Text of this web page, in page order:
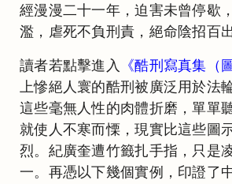
經漫漫二十一年，迫害未曾停歇
濫，虐死不負刑責，絕命陰招百出
讀者若點擊進入 《酷刑寫真集（
上慘絕人寰的酷刑被廣泛用於法
這些毫無人性的肉體折磨，單單
就使人不寒而慄，現實比這些圖
烈。紀廣奎遭竹籤扎手指，只是
一。再憑以下幾個實例，印證了